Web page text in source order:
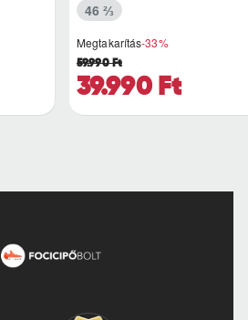
Megtakarítás-33%
39.990 Ft
59.990 Ft
46 ⅔